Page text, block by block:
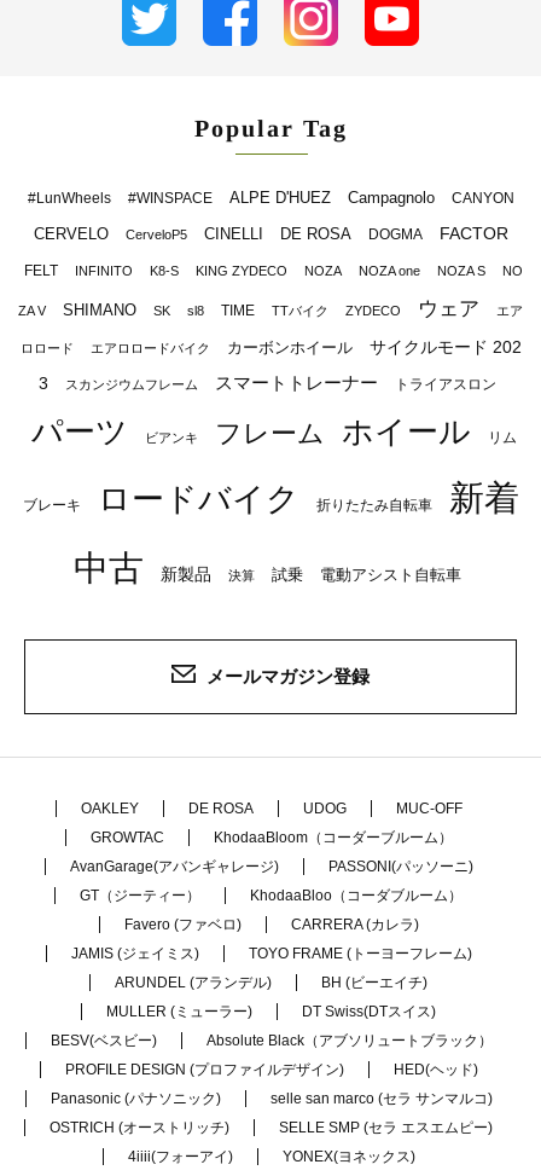
Popular Tag
#LunWheels #WINSPACE ALPE D'HUEZ Campagnolo CANYON
CERVELO CerveloP5 CINELLI DE ROSA DOGMA FACTOR
FELT INFINITO K8-S KING ZYDECO NOZA NOZA one NOZA S NO
ZA V SHIMANO SK sl8 TIME TTバイク ZYDECO ウェア エア
ロロード エアロロードバイク カーボンホイール
サイクルモード 202
3
スカンジウムフレーム スマートトレーナー トライアスロン
パーツ ビアンキ フレーム ホイール リム
ブレーキ ロードバイク 折りたたみ自転車
新着
中古
新製品 決算 試乗 電動アシスト自転車
メールマガジン登録
OAKLEY DE ROSA UDOG
MUC-OFF
GROWTAC
KhodaaBloom（コーダーブルーム）
AvanGarage(アバンギャレージ)
PASSONI(パッソーニ)
GT（ジーティー）
KhodaaBloo（コーダブルーム）
Favero (ファベロ)
CARRERA (カレラ)
JAMIS (ジェイミス)
TOYO FRAME (トーヨーフレーム)
ARUNDEL (アランデル)
BH (ビーエイチ)
MULLER (ミューラー)
DT Swiss(DTスイス)
BESV(ベスビー)
Absolute Black（アブソリュートブラック）
PROFILE DESIGN (プロファイルデザイン)
HED(ヘッド)
Panasonic (パナソニック)
selle san marco (セラ サンマルコ)
OSTRICH (オーストリッチ)
SELLE SMP (セラ エスエムピー)
4iiii(フォーアイ)
YONEX(ヨネックス)